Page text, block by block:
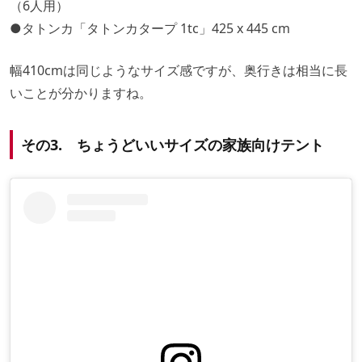
（6人用）
●タトンカ「タトンカタープ 1tc」425 x 445 cm
幅410cmは同じようなサイズ感ですが、奥行きは相当に長
いことが分かりますね。
その3. ちょうどいいサイズの家族向けテント